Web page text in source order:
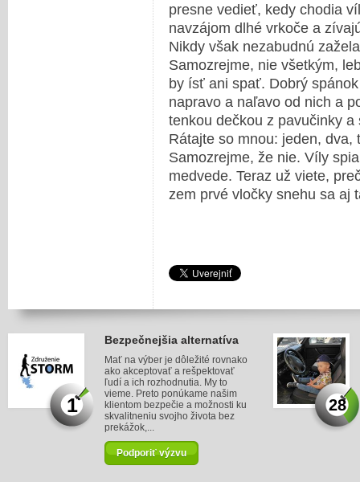
presne vedieť, kedy chodia
navzájom dlhé vrkoče a
Nikdy však nezabudnú
Samozrejme, nie všetkým,
by ísť ani spať. Dobrý
napravo a naľavo od nich a
tenkou dečkou z pavučinky
Rátajte so mnou: jeden,
Samozrejme, že nie. Víly
medvede. Teraz už viete,
zem prvé vločky snehu sa
1
Bezpečnejšia alternatíva
Mať na výber je dôležité rovnako
ako akceptovať a rešpektovať
ľudí a ich rozhodnutia. My to
vieme. Preto ponúkame našim
klientom bezpečie a možnosti ku
skvalitneniu svojho života bez
prekážok,...
Podporiť výzvu
28